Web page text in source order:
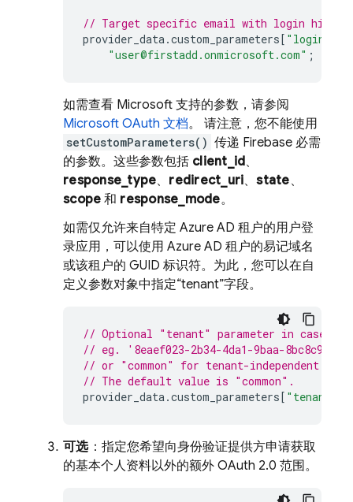
// Target specific email with login hint.
provider_data.custom_parameters[
"user@firstadd.onmicrosoft.com" ;
如需查看 Microsoft 支持的参数，请参阅
Microsoft OAuth 文档。 请注意，您不能使用
setCustomParameters() 传递 Firebase 必需
的参数。这些参数包括 client_id、
response_type、 redirect_uri、state、
scope 和 response_mode。
如需仅允许来自特定 Azure AD 租户的用户登
录应用，可以使用 Azure AD 租户的易记域名
或该租户的 GUID 标识符。为此，您可以在自
定义参数对象中指定“tenant”字段。
// Optional "tenant" parameter in case
// eg. '8eaef023-2b34-4da1-9baa-
// or "common" for tenant-independent
// The default value is "common".
provider_data.custom_parameters[ "tenant"
可选：指定您希望向身份验证提供方申请获取
的基本个人资料以外的额外 OAuth 2.0 范围。